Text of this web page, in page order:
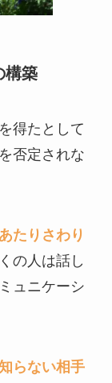
構築
得たとして
否定されな
あたりさわり
の人は話し
ュニケーシ
らない相手